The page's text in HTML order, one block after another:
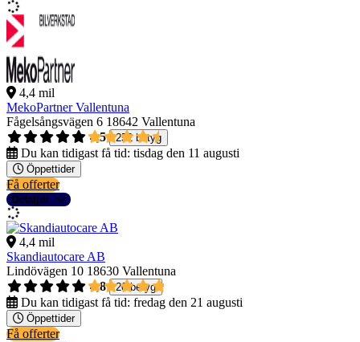
4,4 mil
MekoPartner Vallentuna
Fågelsångsvägen 6 18642 Vallentuna
4,5
252 betyg
Du kan tidigast få tid: tisdag den 11 augusti
Öppettider
Få offerter
Detaljer
4,4 mil
Skandiautocare AB
Lindövägen 10 18630 Vallentuna
4,8
20 betyg
Du kan tidigast få tid: fredag den 21 augusti
Öppettider
Få offerter